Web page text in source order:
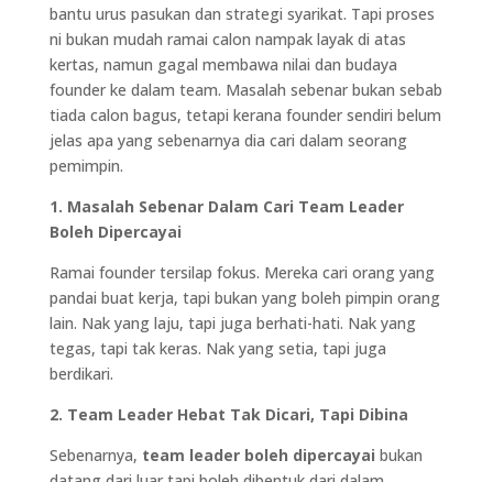
bantu urus pasukan dan strategi syarikat. Tapi proses
ni bukan mudah ramai calon nampak layak di atas
kertas, namun gagal membawa nilai dan budaya
founder ke dalam team. Masalah sebenar bukan sebab
tiada calon bagus, tetapi kerana founder sendiri belum
jelas apa yang sebenarnya dia cari dalam seorang
pemimpin.
1. Masalah Sebenar Dalam Cari Team Leader
Boleh Dipercayai
Ramai founder tersilap fokus. Mereka cari orang yang
pandai buat kerja, tapi bukan yang boleh pimpin orang
lain. Nak yang laju, tapi juga berhati-hati. Nak yang
tegas, tapi tak keras. Nak yang setia, tapi juga
berdikari.
2. Team Leader Hebat Tak Dicari, Tapi Dibina
Sebenarnya, team leader boleh dipercayai bukan